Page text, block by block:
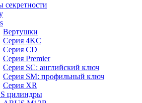
Вертушки
Серия 4KC
Серия CD
Серия Premier
Серия SC: английский ключ
Серия SM: профильный ключ
Серия XR
цилиндры